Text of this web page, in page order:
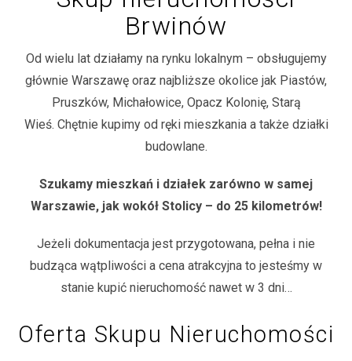
Brwinów
Od wielu lat działamy na rynku lokalnym – obsługujemy
głównie Warszawę oraz najbliższe okolice jak Piastów,
Pruszków, Michałowice, Opacz Kolonię, Starą
Wieś. Chętnie kupimy od ręki mieszkania a także działki
budowlane.
Szukamy mieszkań i działek zarówno w samej
Warszawie, jak wokół Stolicy – do 25 kilometrów!
Jeżeli dokumentacja jest przygotowana, pełna i nie
budząca wątpliwości a cena atrakcyjna to jesteśmy w
stanie kupić nieruchomość nawet w 3 dni…
Oferta Skupu Nieruchomości